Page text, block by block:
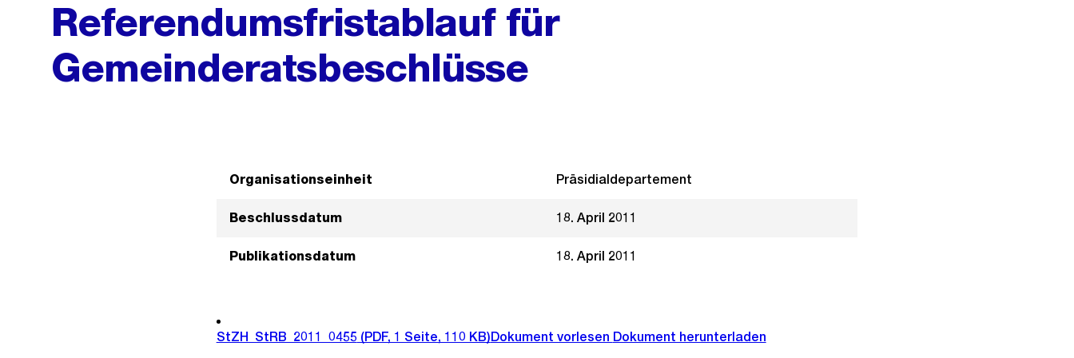
Referendumsfristablauf für
Gemeinderatsbeschlüsse
Organisationseinheit Präsidialdepartement
Beschlussdatum 18. April 2011
Publikationsdatum 18. April 2011
StZH_StRB_2011_0455 (PDF, 1 Seite, 110 KB)Dokument vorlesen Dokument herunterladen